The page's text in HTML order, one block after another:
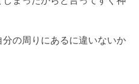
の周りにあるに違いないか